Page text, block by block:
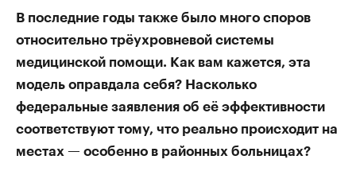
В последние годы также было много споров
относительно трёухровневой системы
медицинской помощи. Как вам кажется, эта
модель оправдала себя? Насколько
федеральные заявления об её эффективности
соответствуют тому, что реально происходит на
местах — особенно в районных больницах?